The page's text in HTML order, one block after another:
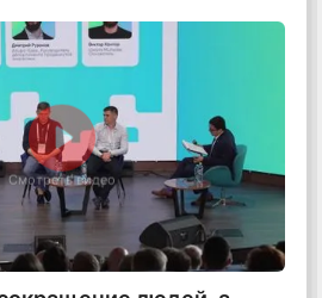
Смотреть видео